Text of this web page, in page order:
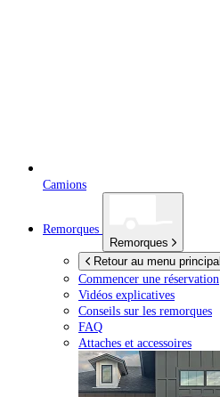
Camions
Remorques
Remorques
Retour au menu principal
Commencer une réservation
Vidéos explicatives
Conseils sur les remorques
FAQ
Attaches et accessoires